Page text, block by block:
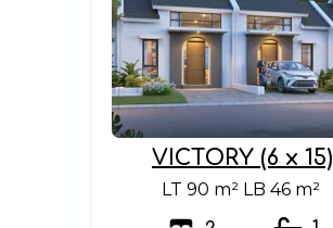
LT 90 m² LB 46 m²
VICTORY (6 x 15)